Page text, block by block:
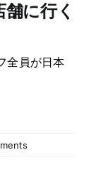
に行く
全員が日本